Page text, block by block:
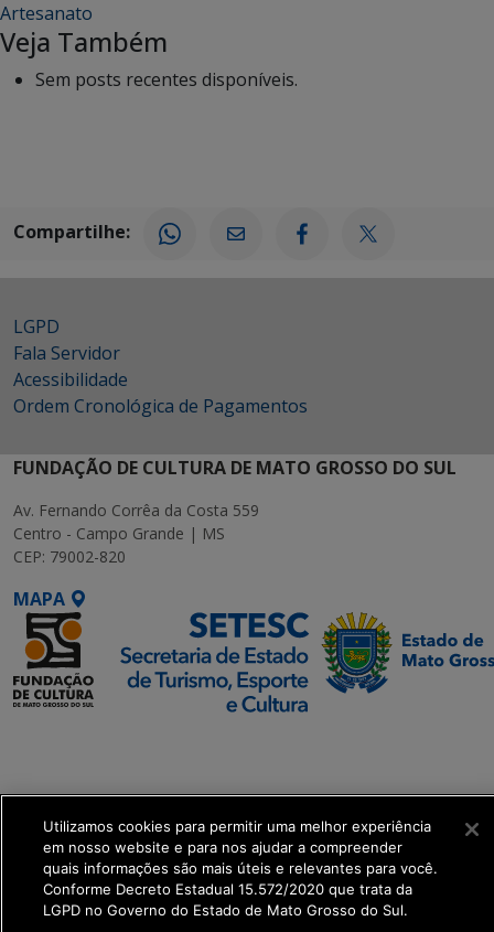
Artesanato
Veja Também
Sem posts recentes disponíveis.
Compartilhe:
LGPD
Fala Servidor
Acessibilidade
Ordem Cronológica de Pagamentos
FUNDAÇÃO DE CULTURA DE MATO GROSSO DO SUL
Av. Fernando Corrêa da Costa 559
Centro - Campo Grande | MS
CEP: 79002-820
MAPA
Transformação Digital
get_footer();
Utilizamos cookies para permitir uma melhor experiência
em nosso website e para nos ajudar a compreender
quais informações são mais úteis e relevantes para você.
Conforme Decreto Estadual 15.572/2020 que trata da
LGPD no Governo do Estado de Mato Grosso do Sul.